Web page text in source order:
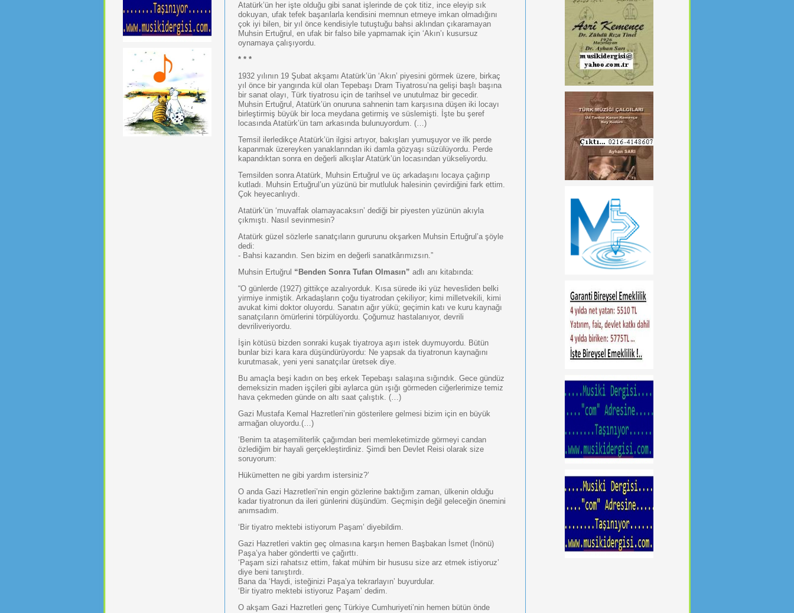
Atatürk’ün her işte olduğu gibi sanat işlerinde de çok titiz, ince eleyip sık
dokuyan, ufak tefek başarılarla kendisini memnun etmeye imkan olmadığını
çok iyi bilen, bir yıl önce kendisiyle tutuştuğu bahsi aklından çıkaramayan
Muhsin Ertuğrul, en ufak bir falso bile yapmamak için ‘Akın’ı kusursuz
oynamaya çalışıyordu.
* * *
1932 yılının 19 Şubat akşamı Atatürk’ün ‘Akın’ piyesini görmek üzere, birkaç
yıl önce bir yangında kül olan Tepebaşı Dram Tiyatrosu’na gelişi başlı başına
bir sanat olayı, Türk tiyatrosu için de tarihsel ve unutulmaz bir gecedir.
Muhsin Ertuğrul, Atatürk’ün onuruna sahnenin tam karşısına düşen iki locayı
birleştirmiş büyük bir loca meydana getirmiş ve süslemişti. İşte bu şeref
locasında Atatürk’ün tam arkasında bulunuyordum. (…)
Temsil ilerledikçe Atatürk’ün ilgisi artıyor, bakışları yumuşuyor ve ilk perde
kapanmak üzereyken yanaklarından iki damla gözyaşı süzülüyordu. Perde
kapandıktan sonra en değerli alkışlar Atatürk’ün locasından yükseliyordu.
Temsilden sonra Atatürk, Muhsin Ertuğrul ve üç arkadaşını locaya çağırıp
kutladı. Muhsin Ertuğrul’un yüzünü bir mutluluk halesinin çevirdiğini fark ettim.
Çok heyecanlıydı.
Atatürk’ün ‘muvaffak olamayacaksın’ dediği bir piyesten yüzünün akıyla
çıkmıştı. Nasıl sevinmesin?
Atatürk güzel sözlerle sanatçıların gururunu okşarken Muhsin Ertuğrul’a şöyle
dedi:
- Bahsi kazandın. Sen bizim en değerli sanatkârımızsın.”
Muhsin Ertuğrul “Benden Sonra Tufan Olmasın” adlı anı kitabında:
“O günlerde (1927) gittikçe azalıyorduk. Kısa sürede iki yüz hevesliden belki
yirmiye inmiştik. Arkadaşların çoğu tiyatrodan çekiliyor; kimi milletvekili, kimi
avukat kimi doktor oluyordu. Sanatın ağır yükü; geçimin katı ve kuru kaynağı
sanatçıların ömürlerini törpülüyordu. Çoğumuz hastalanıyor, devrili
devriliveriyordu.
İşin kötüsü bizden sonraki kuşak tiyatroya aşırı istek duymuyordu. Bütün
bunlar bizi kara kara düşündürüyordu: Ne yapsak da tiyatronun kaynağını
kurutmasak, yeni yeni sanatçılar üretsek diye.
Bu amaçla beşi kadın on beş erkek Tepebaşı salaşına sığındık. Gece gündüz
demeksizin maden işçileri gibi aylarca gün ışığı görmeden ciğerlerimize temiz
hava çekmeden günde on altı saat çalıştık. (…)
Gazi Mustafa Kemal Hazretleri’nin gösterilere gelmesi bizim için en büyük
armağan oluyordu.(…)
‘Benim ta ataşemiliterlik çağımdan beri memleketimizde görmeyi candan
özlediğim bir hayali gerçekleştirdiniz. Şimdi ben Devlet Reisi olarak size
soruyorum:
Hükümetten ne gibi yardım istersiniz?’
O anda Gazi Hazretleri’nin engin gözlerine baktığım zaman, ülkenin olduğu
kadar tiyatronun da ileri günlerini düşündüm. Geçmişin değil geleceğin önemini
anımsadım.
‘Bir tiyatro mektebi istiyorum Paşam’ diyebildim.
Gazi Hazretleri vaktin geç olmasına karşın hemen Başbakan İsmet (İnönü)
Paşa’ya haber göndertti ve çağırttı.
‘Paşam sizi rahatsız ettim, fakat mühim bir hususu size arz etmek istiyoruz’
diye beni tanıştırdı.
Bana da ‘Haydi, isteğinizi Paşa’ya tekrarlayın’ buyurdular.
‘Bir tiyatro mektebi istiyoruz Paşam’ dedim.
O akşam Gazi Hazretleri genç Türkiye Cumhuriyeti’nin hemen bütün önde